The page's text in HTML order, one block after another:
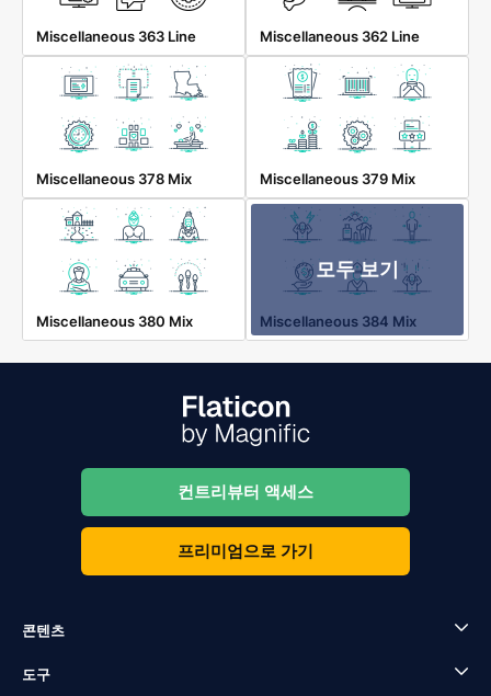
Miscellaneous 363 Line Miscellaneous 362 Line
Miscellaneous 378 Mix Miscellaneous 379 Mix
Miscellaneous 380 Mix
모두 보기
Miscellaneous 384 Mix
컨트리뷰터 액세스
프리미엄으로 가기
콘텐츠
도구